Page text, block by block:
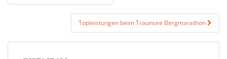
Topleistungen beim Traunsee Bergmarathon